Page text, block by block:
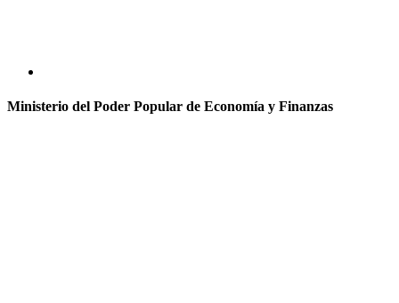
Ministerio del Poder Popular de Economía y Finanzas